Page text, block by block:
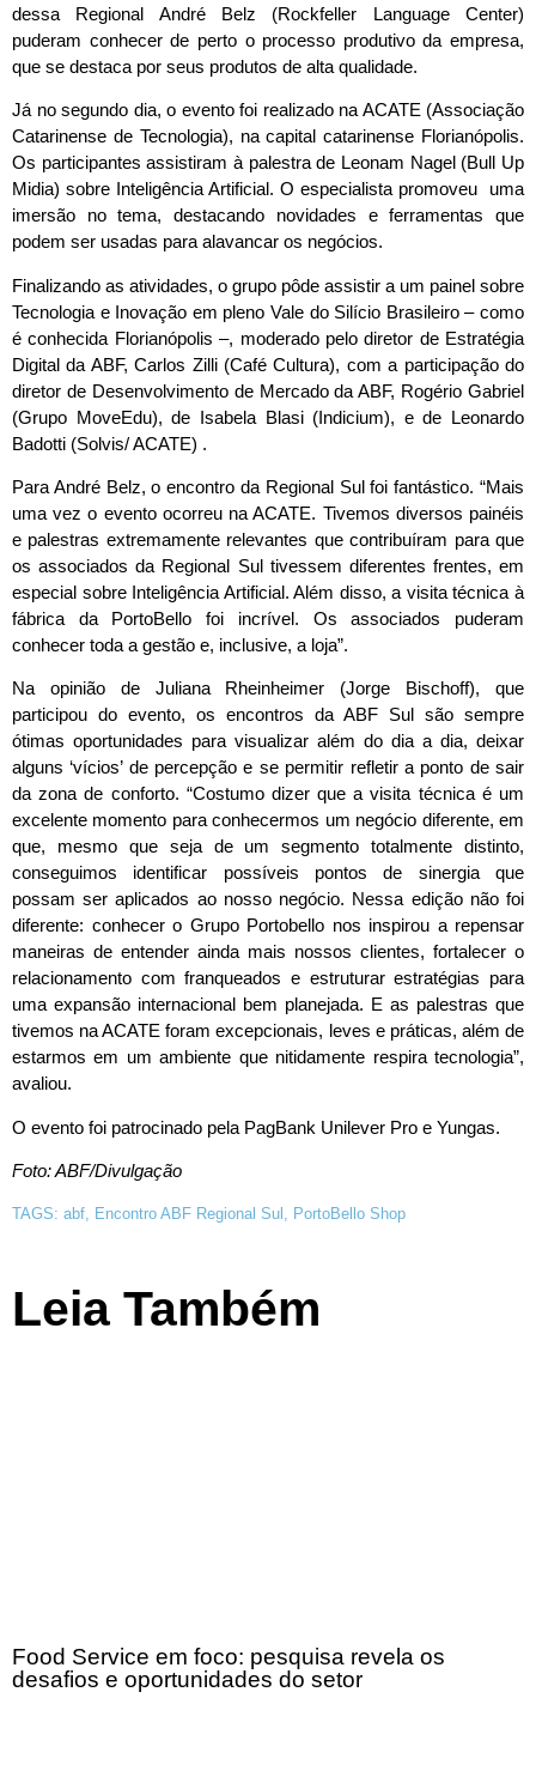
dessa Regional André Belz (Rockfeller Language Center)
puderam conhecer de perto o processo produtivo da empresa,
que se destaca por seus produtos de alta qualidade.
Já no segundo dia, o evento foi realizado na ACATE (Associação
Catarinense de Tecnologia), na capital catarinense Florianópolis.
Os participantes assistiram à palestra de Leonam Nagel (Bull Up
Midia) sobre Inteligência Artificial. O especialista promoveu uma
imersão no tema, destacando novidades e ferramentas que
podem ser usadas para alavancar os negócios.
Finalizando as atividades, o grupo pôde assistir a um painel sobre
Tecnologia e Inovação em pleno Vale do Silício Brasileiro – como
é conhecida Florianópolis –, moderado pelo diretor de Estratégia
Digital da ABF, Carlos Zilli (Café Cultura), com a participação do
diretor de Desenvolvimento de Mercado da ABF, Rogério Gabriel
(Grupo MoveEdu), de Isabela Blasi (Indicium), e de Leonardo
Badotti (Solvis/ ACATE) .
Para André Belz, o encontro da Regional Sul foi fantástico. “Mais
uma vez o evento ocorreu na ACATE. Tivemos diversos painéis
e palestras extremamente relevantes que contribuíram para que
os associados da Regional Sul tivessem diferentes frentes, em
especial sobre Inteligência Artificial. Além disso, a visita técnica à
fábrica da PortoBello foi incrível. Os associados puderam
conhecer toda a gestão e, inclusive, a loja”.
Na opinião de Juliana Rheinheimer (Jorge Bischoff), que
participou do evento, os encontros da ABF Sul são sempre
ótimas oportunidades para visualizar além do dia a dia, deixar
alguns ‘vícios’ de percepção e se permitir refletir a ponto de sair
da zona de conforto. “Costumo dizer que a visita técnica é um
excelente momento para conhecermos um negócio diferente, em
que, mesmo que seja de um segmento totalmente distinto,
conseguimos identificar possíveis pontos de sinergia que
possam ser aplicados ao nosso negócio. Nessa edição não foi
diferente: conhecer o Grupo Portobello nos inspirou a repensar
maneiras de entender ainda mais nossos clientes, fortalecer o
relacionamento com franqueados e estruturar estratégias para
uma expansão internacional bem planejada. E as palestras que
tivemos na ACATE foram excepcionais, leves e práticas, além de
estarmos em um ambiente que nitidamente respira tecnologia”,
avaliou.
O evento foi patrocinado pela PagBank Unilever Pro e Yungas.
Foto: ABF/Divulgação
TAGS: abf Encontro ABF Regional Sul PortoBello Shop
Leia Também
Food Service em foco: pesquisa revela os
desafios e oportunidades do setor